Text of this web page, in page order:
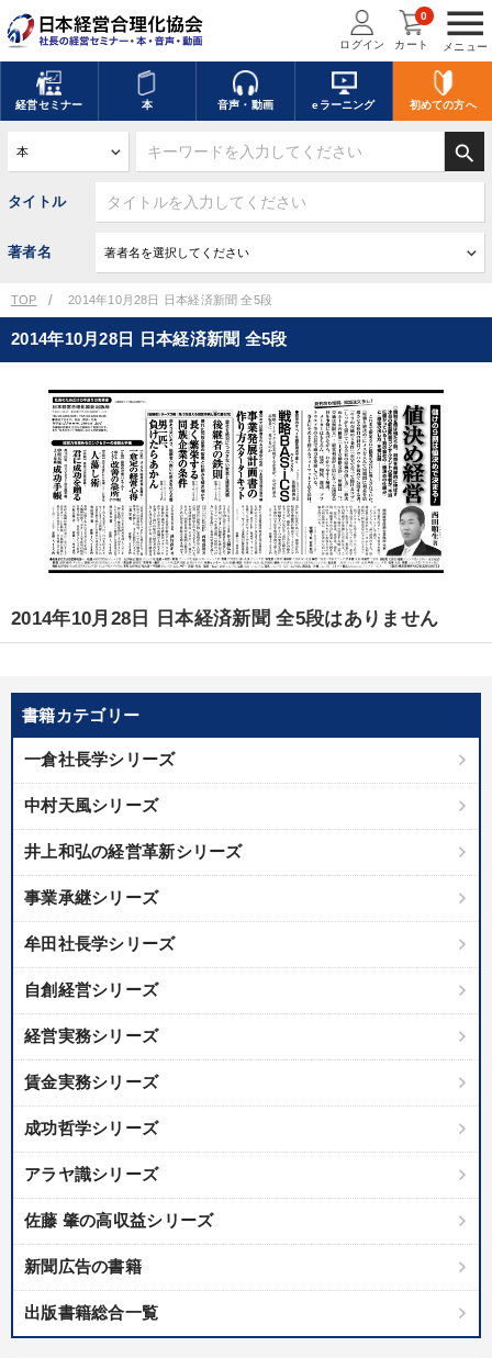
menu
メニュー
ログイン カート
0
経営セミナー 本 音声・動画 eラーニング 初めての方へ
search
タイトル
著者名
TOP 2014年10月28日 日本経済新聞 全5段
書籍カテゴリー
一倉社長学シリーズ
中村天風シリーズ
井上和弘の経営革新シリーズ
事業承継シリーズ
牟田社長学シリーズ
自創経営シリーズ
経営実務シリーズ
賃金実務シリーズ
成功哲学シリーズ
アラヤ識シリーズ
佐藤 肇の高収益シリーズ
新聞広告の書籍
出版書籍総合一覧
2014年10月28日 日本経済新聞 全5段
2014年10月28日 日本経済新聞 全5段はありません